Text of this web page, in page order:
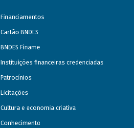
Financiamentos
Cartão BNDES
BNDES Finame
Instituições financeiras credenciadas
Patrocínios
Licitações
Cultura e economia criativa
Conhecimento